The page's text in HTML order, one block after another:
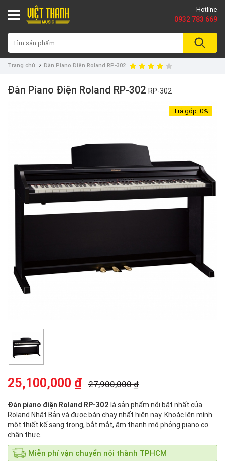
Hotline
0932 783 669
Trang chủ Đàn Piano Điện Roland RP-302
Đàn Piano Điện Roland RP-302 RP-302
Trả góp:0%
25,100,000 ₫ 27,900,000 ₫
Đàn piano điện Roland RP-302 là sản phẩm nổi bật nhất của
Roland Nhật Bản và được bán chạy nhất hiện nay. Khoác lên mình
một thiết kế sang trọng, bắt mắt, âm thanh mô phỏng piano cơ
chân thực.
Miễn phí vận chuyển nội thành TPHCM